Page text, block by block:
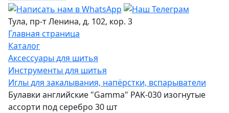
Тула, пр-т Ленина, д. 102, кор. 3
Главная страница
Каталог
Аксессуары для шитья
Инструменты для шитья
Иглы для закалывания, напёрстки, вспарыватели
Булавки английские "Gamma" PAK-030 изогнутые
ассорти под серебро 30 шт